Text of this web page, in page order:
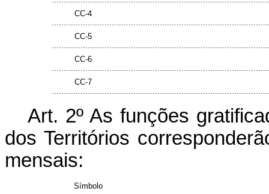
CC-4
CC-5
CC-6
CC-7
Art. 2º As funções
dos Territórios
mensais:
Símbolo